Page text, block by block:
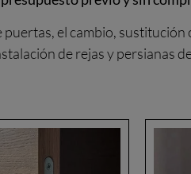
el cambio,
de rejas y persianas